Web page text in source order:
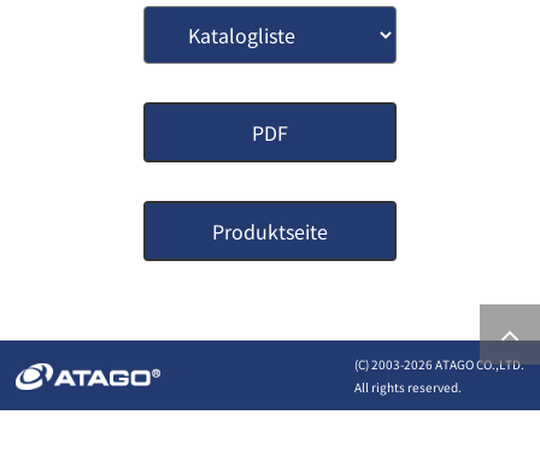
PDF
Produktseite
(C) 2003-2026 ATAGO CO.,LTD.
All rights reserved.